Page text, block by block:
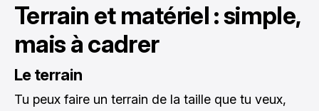
Terrain et matériel : simple,
mais à cadrer
Le terrain
Tu peux faire un terrain de la taille que tu veux,